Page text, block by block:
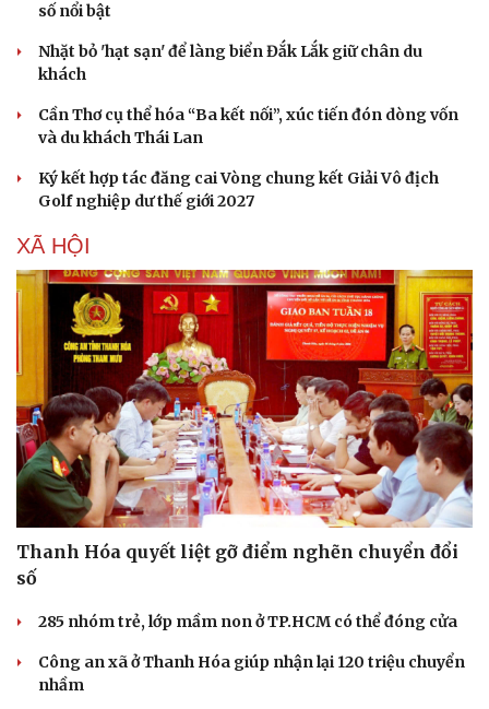
Văn hóa
Sân khấu - Điện ảnh
Văn học
Âm nhạc
Giải trí
Thời trang
Sao Việt
số nổi bật
Nhặt bỏ 'hạt sạn' để làng biển Đắk Lắk giữ chân du
khách
Cần Thơ cụ thể hóa “Ba kết nối”, xúc tiến đón dòng vốn
và du khách Thái Lan
Ký kết hợp tác đăng cai Vòng chung kết Giải Vô địch
Golf nghiệp dư thế giới 2027
XÃ HỘI
Thanh Hóa quyết liệt gỡ điểm nghẽn chuyển đổi
số
285 nhóm trẻ, lớp mầm non ở TP.HCM có thể đóng cửa
Công an xã ở Thanh Hóa giúp nhận lại 120 triệu chuyển
nhầm